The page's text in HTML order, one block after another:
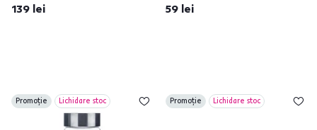
139 lei 59 lei
Promoție Lichidare stoc Promoție Lichidare stoc